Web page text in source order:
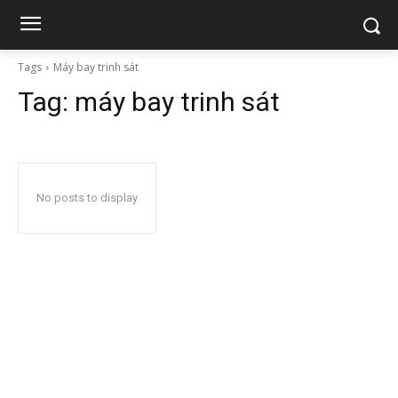
Tags Máy bay trinh sát
Tag: máy bay trinh sát
No posts to display